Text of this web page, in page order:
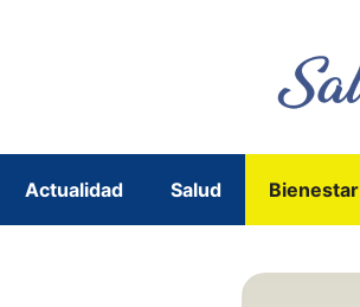
Actualidad Salud Bienestar